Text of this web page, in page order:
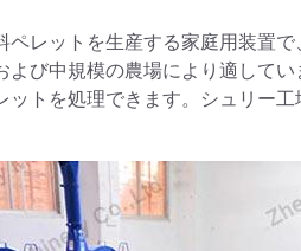
ペレットを生産する家庭用装置
び中規模の農場により適して
トを処理できます。シュリー